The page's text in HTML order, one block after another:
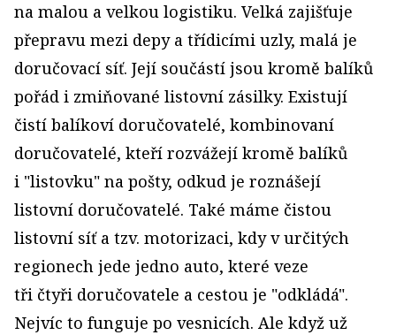
na malou a velkou logistiku. Velká zajišťuje
přepravu mezi depy a třídicími uzly, malá je
doručovací síť. Její součástí jsou kromě balíků
pořád i zmiňované listovní zásilky. Existují
čistí balíkoví doručovatelé, kombinovaní
doručovatelé, kteří rozvážejí kromě balíků
i "listovku" na pošty, odkud je roznášejí
listovní doručovatelé. Také máme čistou
listovní síť a tzv. motorizaci, kdy v určitých
regionech jede jedno auto, které veze
tři čtyři doručovatele a cestou je "odkládá".
Nejvíc to funguje po vesnicích. Ale když už